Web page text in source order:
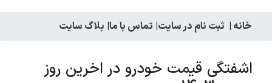
خانه | ثبت نام در سایت| تماس با ما| بلاگ سایت
اشفتگی قیمت خودرو در اخرین روز